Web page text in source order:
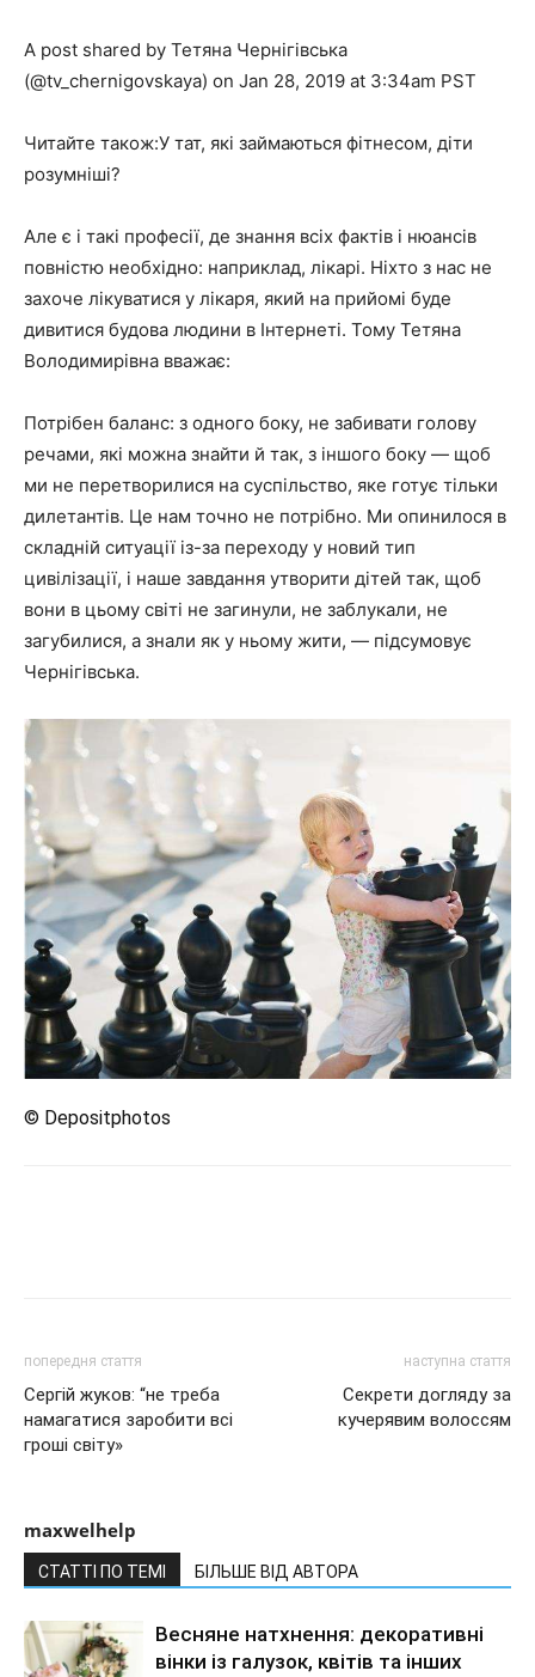
A post shared by Тетяна Чернігівська
(@tv_chernigovskaya) on Jan 28, 2019 at 3:34am PST
Читайте також:У тат, які займаються фітнесом, діти
розумніші?
Але є і такі професії, де знання всіх фактів і нюансів
повністю необхідно: наприклад, лікарі. Ніхто з нас не
захоче лікуватися у лікаря, який на прийомі буде
дивитися будова людини в Інтернеті. Тому Тетяна
Володимирівна вважає:
Потрібен баланс: з одного боку, не забивати голову
речами, які можна знайти й так, з іншого боку — щоб
ми не перетворилися на суспільство, яке готує тільки
дилетантів. Це нам точно не потрібно. Ми опинилося в
складній ситуації із-за переходу у новий тип
цивілізації, і наше завдання утворити дітей так, щоб
вони в цьому світі не загинули, не заблукали, не
загубилися, а знали як у ньому жити, — підсумовує
Чернігівська.
© Depositphotos
попередня стаття
Сергій жуков: “не треба
намагатися заробити всі
гроші світу»
наступна стаття
Секрети догляду за
кучерявим волоссям
maxwelhelp
СТАТТІ ПО ТЕМІ БІЛЬШЕ ВІД АВТОРА
Весняне натхнення: декоративні
вінки із галузок, квітів та інших